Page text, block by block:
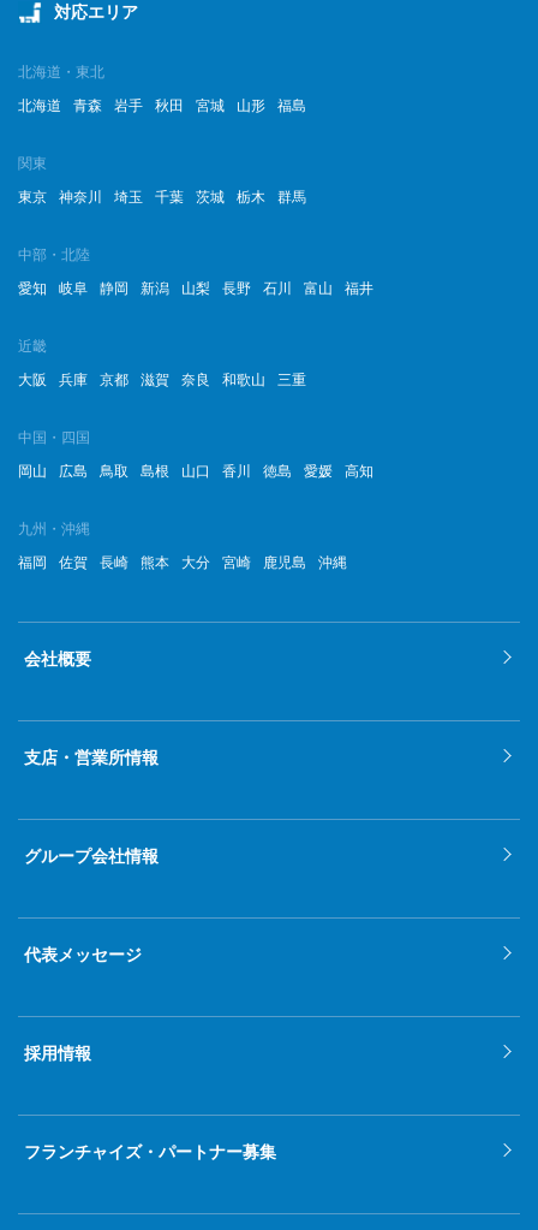
2023年3月
2023年2月
2022年8月
2022年6月
2022年5月
2022年4月
2022年3月
2022年1月
対応エリア
北海道・東北
北海道
青森 岩手 秋田 宮城 山形 福島
関東
東京
神奈川 埼玉 千葉 茨城 栃木 群馬
中部・北陸
愛知
岐阜 静岡 新潟 山梨 長野 石川 富山 福井
近畿
大阪
兵庫 京都 滋賀 奈良 和歌山 三重
中国・四国
岡山
広島 鳥取 島根 山口 香川 徳島 愛媛 高知
九州・沖縄
福岡
佐賀 長崎 熊本 大分 宮崎 鹿児島 沖縄
会社概要
支店・営業所情報
グループ会社情報
代表メッセージ
採用情報
フランチャイズ・パートナー募集